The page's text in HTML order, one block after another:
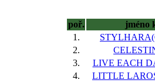
poř.
jméno
1.
2.
3.
LIVE EACH
4.
LITTLE